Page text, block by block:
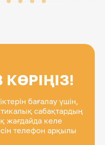
КӨРІҢІЗ!
бағалау үшін,
сабақтардың
жағдайда келе
телефон арқылы